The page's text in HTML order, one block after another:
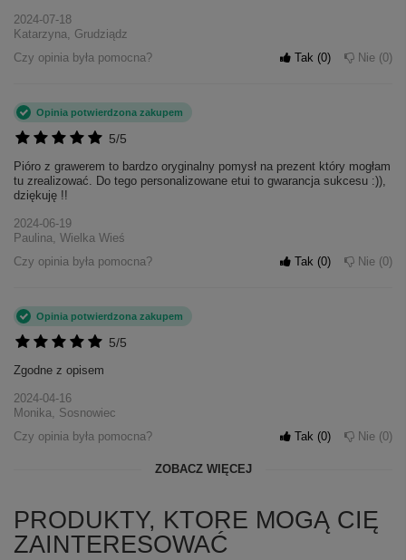
2024-07-18
Katarzyna, Grudziądz
Czy opinia była pomocna?
Tak 0 Nie 0
5/5
Opinia potwierdzona zakupem
Pióro z grawerem to bardzo oryginalny pomysł na prezent który mogłam
tu zrealizować. Do tego personalizowane etui to gwarancja sukcesu :)),
dziękuję !!
2024-06-19
Paulina, Wielka Wieś
Czy opinia była pomocna?
Tak 0 Nie 0
5/5
Opinia potwierdzona zakupem
Zgodne z opisem
2024-04-16
Monika, Sosnowiec
Czy opinia była pomocna?
Tak 0 Nie 0
ZOBACZ WIĘCEJ
PRODUKTY, KTORE MOGĄ CIĘ
ZAINTERESOWAĆ